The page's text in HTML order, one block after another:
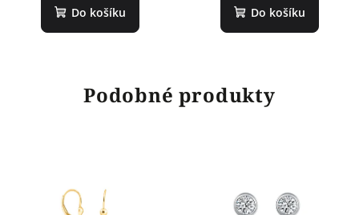
Do košíku Do košíku
Podobné produkty